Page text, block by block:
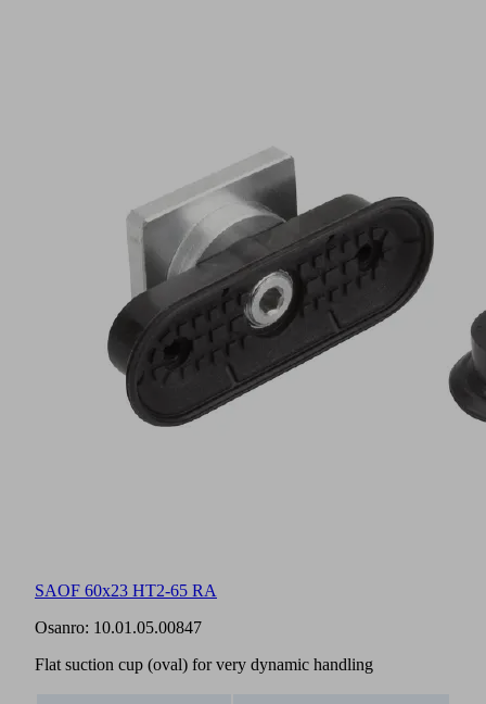
SAOF 60x23 HT2-65 RA
Osanro: 10.01.05.00847
Flat suction cup (oval) for very dynamic handling